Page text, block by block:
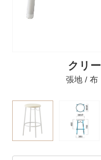
クリ
張地 / 布